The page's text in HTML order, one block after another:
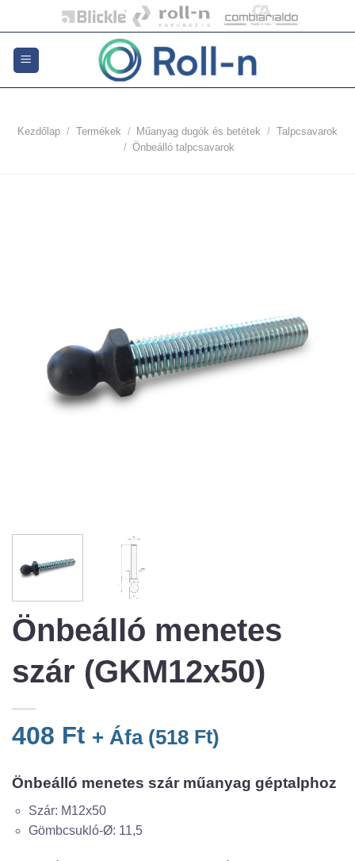
to
content
Kezdőlap / Termékek / Műanyag dugók és betétek / Talpcsavarok
/ Önbeálló talpcsavarok
Önbeálló menetes
szár (GKM12x50)
408 Ft + Áfa (518 Ft)
Önbeálló menetes szár műanyag géptalphoz
Szár: M12x50
Gömbcsukló-Ø: 11,5